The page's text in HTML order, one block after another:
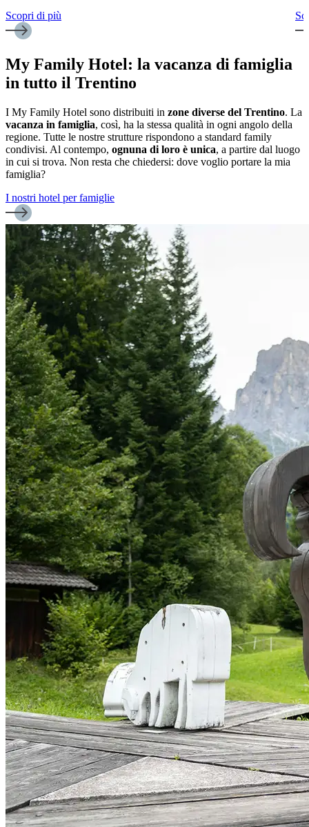
Scopri di più
My Family Hotel: la vacanza di famiglia
in tutto il Trentino
I My Family Hotel sono distribuiti in zone diverse del Trentino. La
vacanza in famiglia, così, ha la stessa qualità in ogni angolo della
regione. Tutte le nostre strutture rispondono a standard family
condivisi. Al contempo, ognuna di loro è unica, a partire dal luogo
in cui si trova. Non resta che chiedersi: dove voglio portare la mia
famiglia?
I nostri hotel per famiglie